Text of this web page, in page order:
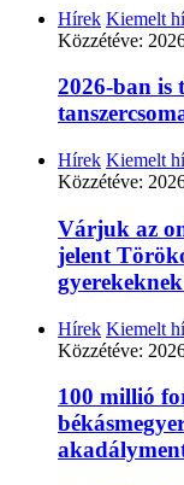
Hírek Kiemelt
Közzétéve:
2026-ban is
Hírek Kiemelt
Közzétéve:
Várjuk az
jelent
Hírek Kiemelt
Közzétéve:
100 millió